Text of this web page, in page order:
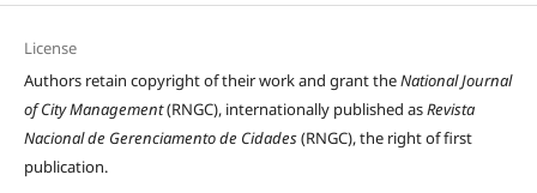
License
Authors retain copyright of their work and grant theNational Journal
of City Management(RNGC), internationally published asRevista
Nacional de Gerenciamento de Cidades(RNGC), the right of first
publication.